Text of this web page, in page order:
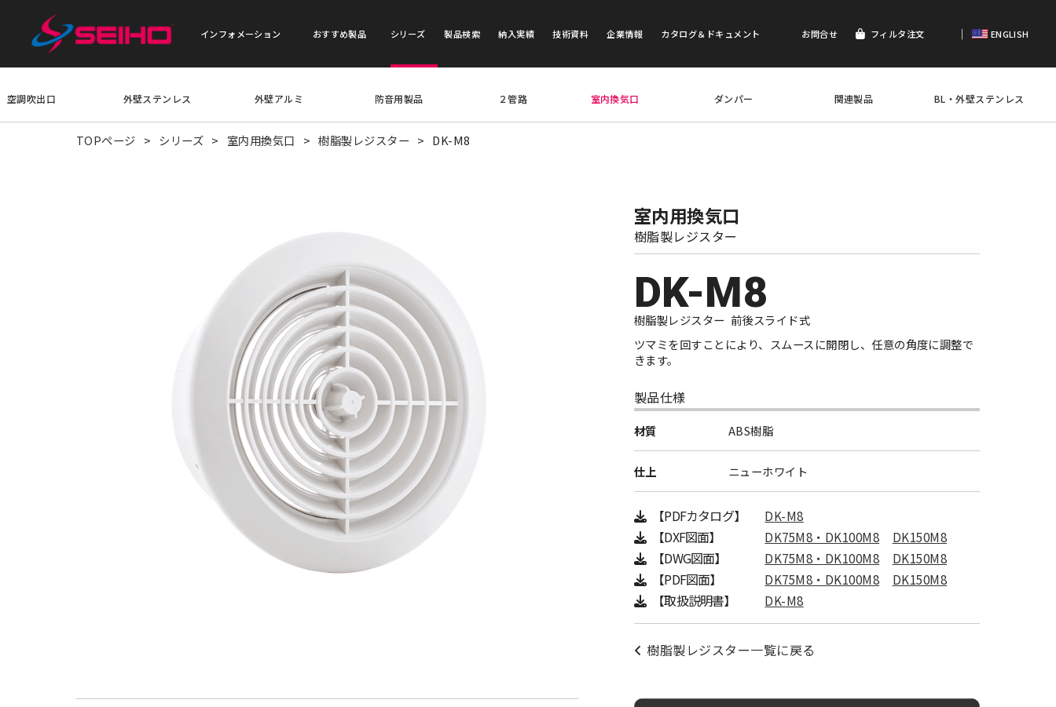
インフォメーション おすすめ製品 シリーズ 製品検索 納入実績 技術資料 企業情報 カタログ＆ドキュメント お問合せ フィルタ注文 ｜ ENGLISH
空調吹出口 外壁ステンレス 外壁アルミ 防音用製品 ２管路 室内換気口 ダンパー 関連製品 BL・外壁ステンレス
TOPページ シリーズ 室内用換気口 樹脂製レジスター DK-M8
室内用換気口
樹脂製レジスター
DK-M8
樹脂製レジスター 前後スライド式
ツマミを回すことにより、スムースに開閉し、任意の角度に調整で
きます。
製品仕様
材質 ABS樹脂
仕上 ニューホワイト
【PDFカタログ】 DK-M8
【DXF図面】 DK75M8・DK100M8 DK150M8
【DWG図面】 DK75M8・DK100M8 DK150M8
【PDF図面】 DK75M8・DK100M8 DK150M8
【取扱説明書】 DK-M8
樹脂製レジスター一覧に戻る